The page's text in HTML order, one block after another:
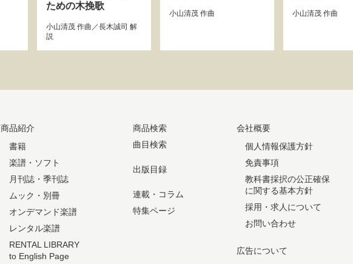
ための木挽歌
小山清茂 作曲／長木誠司 解
説
小山清茂 作曲 小山清茂 作曲
商品紹介
書籍
楽譜・ソフト
月刊誌・季刊誌
ムック・別冊
オンデマンド楽譜
レンタル楽譜
RENTAL LIBRARY
to English Page
商品検索
曲目検索
出版目録
連載・コラム
特集ページ
会社概要
個人情報保護方針
免責事項
教科書採択の公正確保
に関する基本方針
採用・求人について
お問い合わせ
広告について